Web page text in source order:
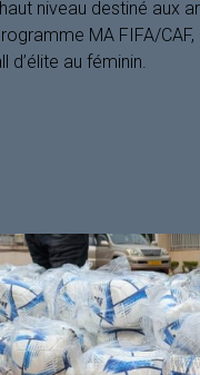
niveau destiné aux
MA FIFA/
au féminin.